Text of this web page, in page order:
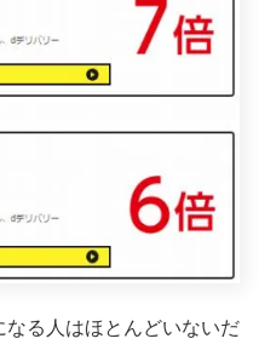
る人はほとんどいないだ